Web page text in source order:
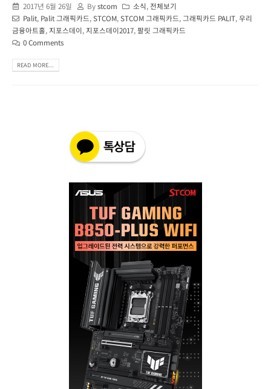
2017년 6월 26일 Bystcom 소식, 전체보기
Palit, Palit 그래픽카드,STCOM,STCOM 그래픽카드,그래픽카드 PALIT,우리
금융아트홀,지포스데이,지포스데이2017,팔릿 그래픽카드
0 Comments
READ MORE...